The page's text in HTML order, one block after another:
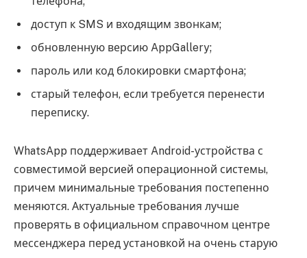
доступ к SMS и входящим звонкам;
обновленную версию AppGallery;
пароль или код блокировки смартфона;
старый телефон, если требуется перенести
переписку.
WhatsApp поддерживает Android-устройства с
совместимой версией операционной системы,
причем минимальные требования постепенно
меняются. Актуальные требования лучше
проверять в официальном справочном центре
мессенджера перед установкой на очень старую